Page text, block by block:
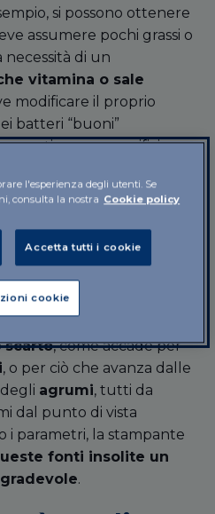
si possono ottenere
assumere pochi grassi o
necessità di un
vitamina o sale
modificare il proprio
batteri “buoni”
con specifici
per chi vuole
aspetto estetico del cibo.
gli alimenti significa
proteine
forma naturale, non
scarto, come accade per
, o per ciò che avanza dalle
agrumi, tutti da
dal punto di vista
i parametri, la stampante
fonti insolite un
.
l'esperienza degli utenti. Se
consulta la nostra Cookie policy
Accetta tutti i cookie
cookie